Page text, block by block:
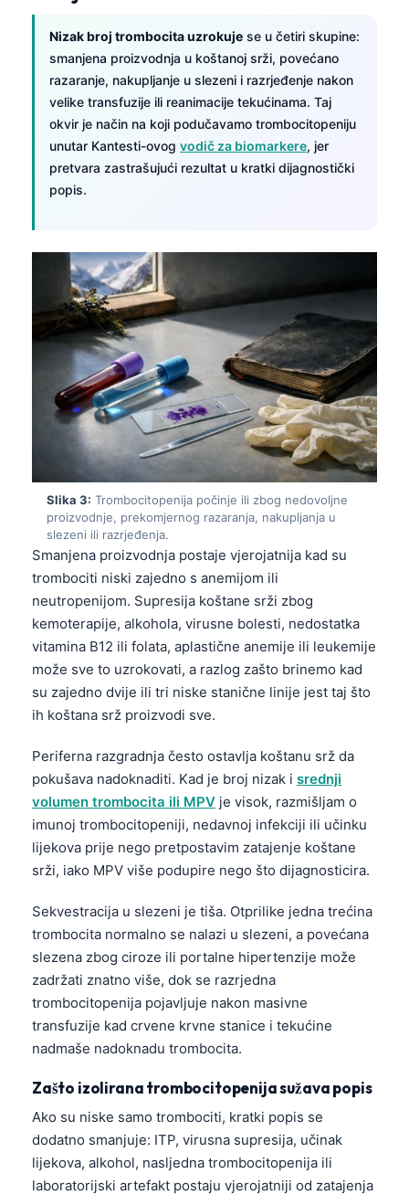
Nizak broj trombocita uzrokuje se u četiri skupine:
smanjena proizvodnja u koštanoj srži, povećano
razaranje, nakupljanje u slezeni i razrjeđenje nakon
velike transfuzije ili reanimacije tekućinama. Taj
okvir je način na koji podučavamo trombocitopeniju
unutar Kantesti-ovog vodič za biomarkere, jer
pretvara zastrašujući rezultat u kratki dijagnostički
popis.
Slika 3: Trombocitopenija počinje ili zbog nedovoljne
proizvodnje, prekomjernog razaranja, nakupljanja u
slezeni ili razrjeđenja.
Smanjena proizvodnja postaje vjerojatnija kad su
trombociti niski zajedno s anemijom ili
neutropenijom. Supresija koštane srži zbog
kemoterapije, alkohola, virusne bolesti, nedostatka
vitamina B12 ili folata, aplastične anemije ili leukemije
može sve to uzrokovati, a razlog zašto brinemo kad
su zajedno dvije ili tri niske stanične linije jest taj što
ih koštana srž proizvodi sve.
Periferna razgradnja često ostavlja koštanu srž da
pokušava nadoknaditi. Kad je broj nizak i srednji
volumen trombocita ili MPV je visok, razmišljam o
imunoj trombocitopeniji, nedavnoj infekciji ili učinku
lijekova prije nego pretpostavim zatajenje koštane
srži, iako MPV više podupire nego što dijagnosticira.
Sekvestracija u slezeni je tiša. Otprilike jedna trećina
trombocita normalno se nalazi u slezeni, a povećana
slezena zbog ciroze ili portalne hipertenzije može
zadržati znatno više, dok se razrjedna
trombocitopenija pojavljuje nakon masivne
transfuzije kad crvene krvne stanice i tekućine
nadmaše nadoknadu trombocita.
Zašto izolirana trombocitopenija sužava popis
Ako su niske samo trombociti, kratki popis se
dodatno smanjuje: ITP, virusna supresija, učinak
lijekova, alkohol, nasljedna trombocitopenija ili
laboratorijski artefakt postaju vjerojatniji od zatajenja